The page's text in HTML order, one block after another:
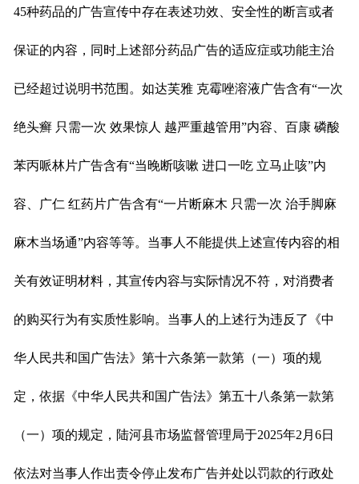
45种药品的广告宣传中存在表述功效、安全性的断言或者
保证的内容，同时上述部分药品广告的适应症或功能主治
已经超过说明书范围。如达芙雅 克霉唑溶液广告含有“一次
绝头癣 只需一次 效果惊人 越严重越管用”内容、百康 磷酸
苯丙哌林片广告含有“当晚断咳嗽 进口一吃 立马止咳”内
容、广仁 红药片广告含有“一片断麻木 只需一次 治手脚麻
麻木当场通”内容等等。当事人不能提供上述宣传内容的相
关有效证明材料，其宣传内容与实际情况不符，对消费者
的购买行为有实质性影响。当事人的上述行为违反了《中
华人民共和国广告法》第十六条第一款第（一）项的规
定，依据《中华人民共和国广告法》第五十八条第一款第
（一）项的规定，陆河县市场监督管理局于2025年2月6日
依法对当事人作出责令停止发布广告并处以罚款的行政处